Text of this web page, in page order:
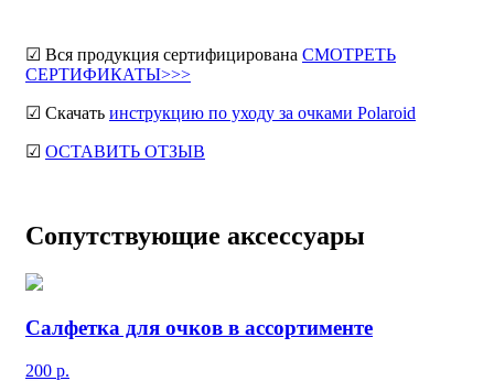
☑ Вся продукция сертифицирована СМОТРЕТЬ
СЕРТИФИКАТЫ>>>
☑ Скачать инструкцию по уходу за очками Polaroid
☑ ОСТАВИТЬ ОТЗЫВ
Сопутствующие аксессуары
Салфетка для очков в ассортименте
200 р.